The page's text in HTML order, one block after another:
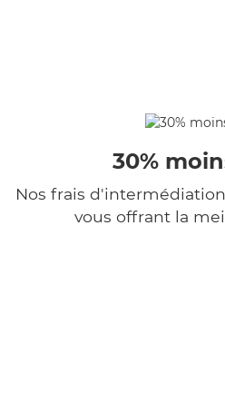
30%
Nos frais
vous offrant la